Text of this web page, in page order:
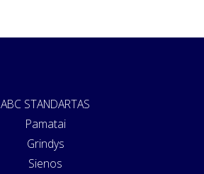
ABC STANDARTAS
Pamatai
Grindys
Sienos